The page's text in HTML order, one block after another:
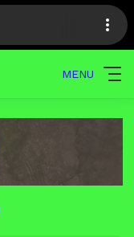
Insônia com
MENU